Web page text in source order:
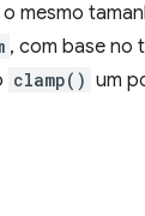
mesmo
, com base no
clamp() um